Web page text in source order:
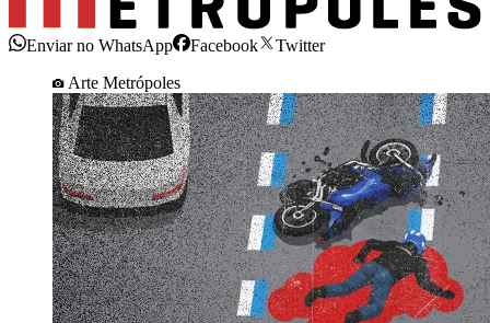
Enviar no WhatsApp Facebook
Twitter
Arte Metrópoles